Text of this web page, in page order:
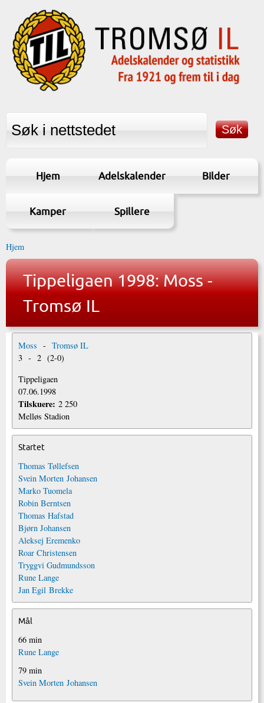
Hjem Adelskalender Bilder
Kamper Spillere
Hjem
Tippeligaen 1998: Moss -
Tromsø IL
Moss - Tromsø IL
3 - 2 (2-0)
Tippeligaen
07.06.1998
Tilskuere: 2 250
Melløs Stadion
Startet
Thomas Tøllefsen
Svein Morten Johansen
Marko Tuomela
Robin Berntsen
Thomas Hafstad
Bjørn Johansen
Aleksej Eremenko
Roar Christensen
Tryggvi Gudmundsson
Rune Lange
Jan Egil Brekke
Mål
66 min
Rune Lange
79 min
Svein Morten Johansen